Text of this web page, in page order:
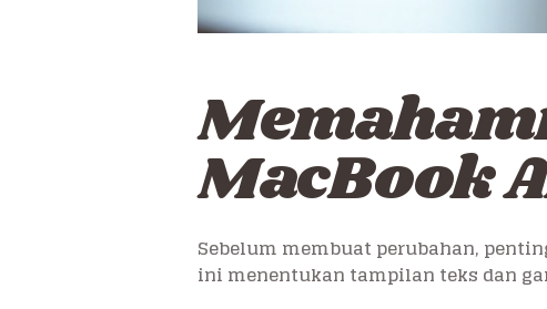
MacBook
Sebelum membuat perubahan,
ini menentukan tampilan teks dan